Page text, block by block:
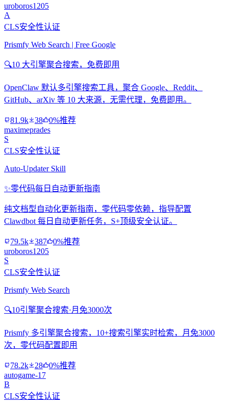
uroboros1205
A
CLS安全性认证
Prismfy Web Search | Free Google
🔍10 大引擎聚合搜索，免费即用
OpenClaw 默认多引擎搜索工具，聚合 Google、Reddit、
GitHub、arXiv 等 10 大来源，无需代理，免费即用。
81.9k 38
0%推荐
maximeprades
S
CLS安全性认证
Auto-Updater Skill
✨零代码每日自动更新指南
纯文档型自动化更新指南，零代码零依赖，指导配置
Clawdbot 每日自动更新任务，S+顶级安全认证。
79.5k 387
0%推荐
uroboros1205
S
CLS安全性认证
Prismfy Web Search
🔍10引擎聚合搜索·月免3000次
Prismfy 多引擎聚合搜索，10+搜索引擎实时检索，月免3000
次，零代码配置即用
78.2k 28
0%推荐
autogame-17
B
CLS安全性认证